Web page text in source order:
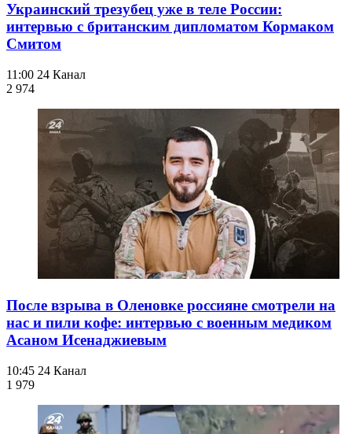
Украинский трезубец уже в теле России:
интервью с британским дипломатом Кормаком
Смитом
11:00 24 Канал
2 974
После взрыва в Оленовке россияне смотрели на
нас и пили кофе: интервью с военным медиком
Асаном Исенаджиевым
10:45 24 Канал
1 979